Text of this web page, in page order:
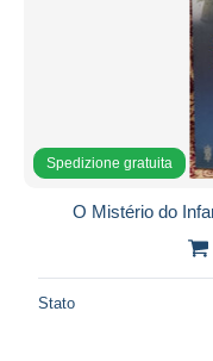
Spedizione gratuita
O Mistério do
Stato